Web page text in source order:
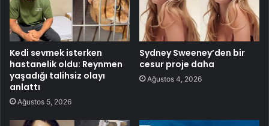
Kedi sevmek isterken
hastanelik oldu: Reynmen
yaşadığı talihsiz olayı
anlattı
Ağustos 5, 2026
Sydney Sweeney’den bir
cesur proje daha
Ağustos 4, 2026